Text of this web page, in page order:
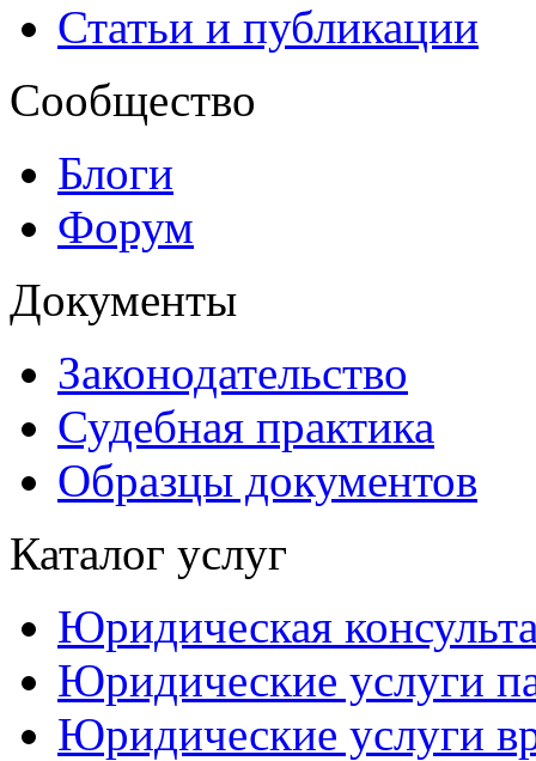
Статьи и публикации
Сообщество
Блоги
Форум
Документы
Законодательство
Судебная практика
Образцы документов
Каталог услуг
Юридическая
Юридические услуги
Юридические услуги